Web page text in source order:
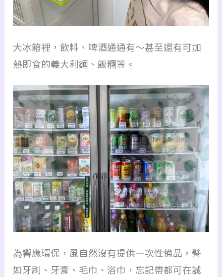
大冰箱裡，飲料、啤酒通通有～甚至還有可加
熱即食的義大利麵、飯糰等。
為響應環保，風自然沒有提供一次性備品，譬
如牙刷、牙膏、毛巾、浴巾，忘記帶都可在誠